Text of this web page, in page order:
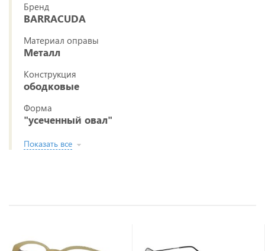
Бренд
BARRACUDA
Материал оправы
Металл
Конструкция
ободковые
Форма
"усеченный овал"
Показать все